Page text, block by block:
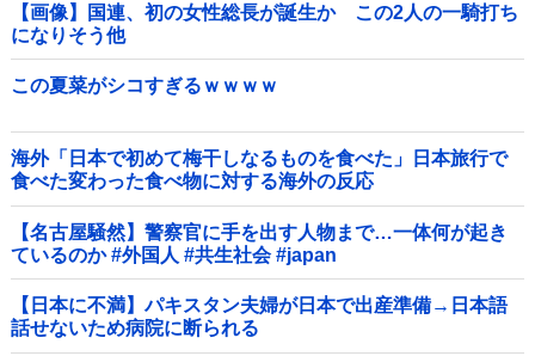
【画像】国連、初の女性総長が誕生か この2人の一騎打ち
になりそう他
この夏菜がシコすぎるｗｗｗｗ
海外「日本で初めて梅干しなるものを食べた」日本旅行で
食べた変わった食べ物に対する海外の反応
【名古屋騒然】警察官に手を出す人物まで…一体何が起き
ているのか #外国人 #共生社会 #japan
【日本に不満】パキスタン夫婦が日本で出産準備→日本語
話せないため病院に断られる